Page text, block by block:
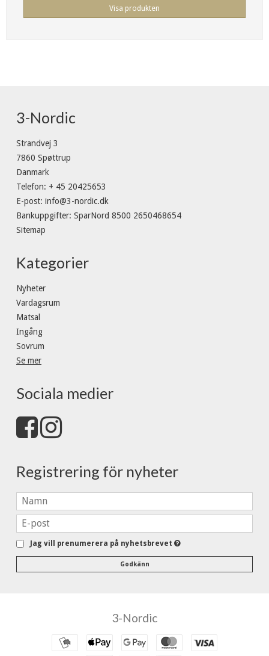
Visa produkten
3-Nordic
Strandvej 3
7860 Spøttrup
Danmark
Telefon: + 45 20425653
E-post: info@3-nordic.dk
Bankuppgifter: SparNord 8500 2650468654
Sitemap
Kategorier
Nyheter
Vardagsrum
Matsal
Ingång
Sovrum
Se mer
Sociala medier
Registrering för nyheter
Jag vill prenumerera på nyhetsbrevet
Godkänn
3-Nordic